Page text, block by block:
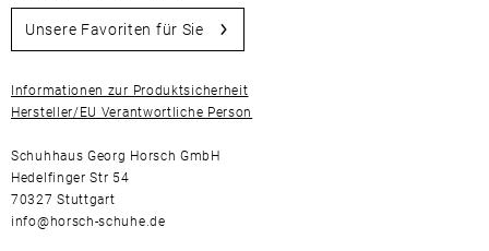
Unsere Favoriten für Sie
Informationen zur Produktsicherheit
Hersteller/EU Verantwortliche Person
Schuhhaus Georg Horsch GmbH
Hedelfinger Str 54
70327 Stuttgart
info@horsch-schuhe.de